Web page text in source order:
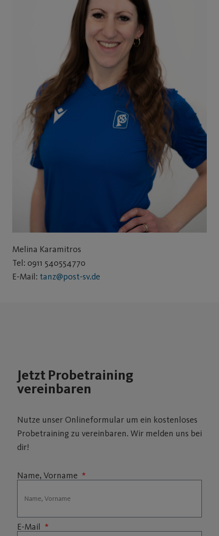
Melina Karamitros
Tel: 0911 540554770
E-Mail: tanz@post-sv.de
Jetzt Probetraining
vereinbaren
Nutze unser Onlineformular um ein kostenloses
Probetraining zu vereinbaren. Wir melden uns bei
dir!
Name, Vorname
E-Mail